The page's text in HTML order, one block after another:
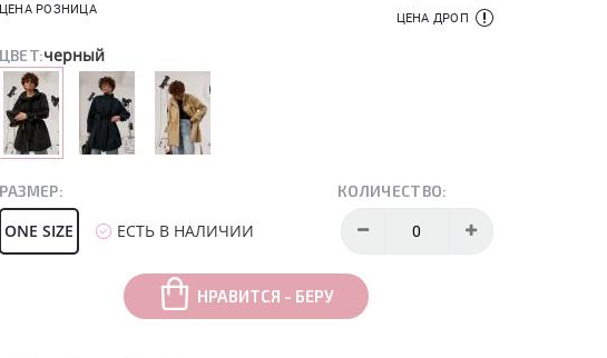
ЦЕНА РОЗНИЦА
ЦЕНА ДРОП
ЦВЕТ:черный
РАЗМЕР: КОЛИЧЕСТВО:
ONE SIZE ЕСТЬ В НАЛИЧИИ
НРАВИТСЯ - БЕРУ